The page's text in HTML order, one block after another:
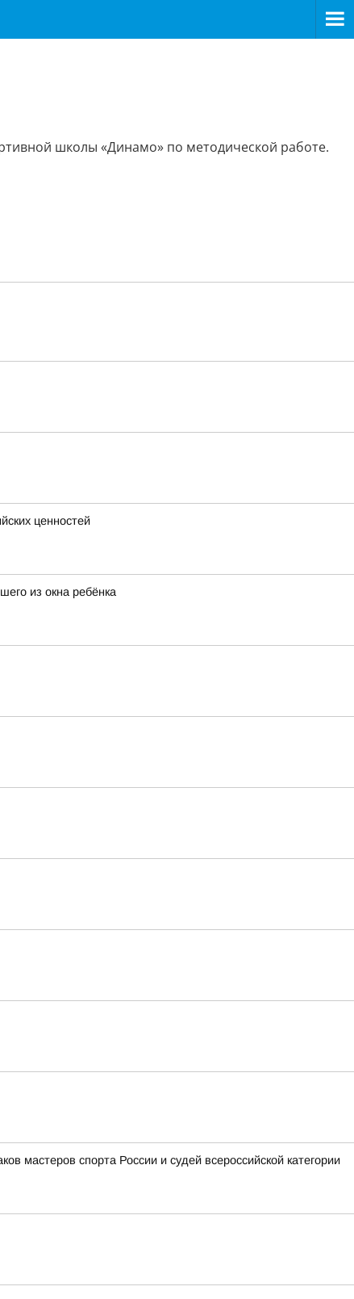
школы «Динамо» по методической работе.
ценностей
из окна ребёнка
мастеров спорта России и судей всероссийской категории